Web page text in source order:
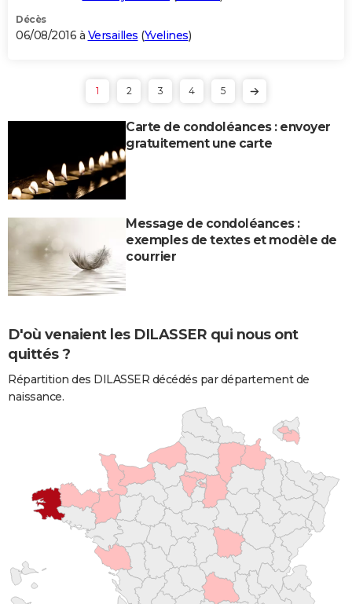
Décès
06/08/2016 à Versailles (Yvelines)
1 2 3 4 5
Carte de condoléances : envoyer
gratuitement une carte
Message de condoléances :
exemples de textes et modèle de
courrier
D'où venaient les DILASSER qui nous ont
quittés ?
Répartition des DILASSER décédés par département de
naissance.